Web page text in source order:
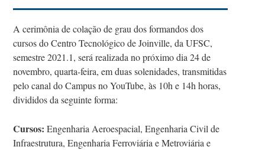
A cerimônia de colação de grau dos formandos dos
cursos do Centro Tecnológico de Joinville, da UFSC,
semestre 2021.1, será realizada no próximo dia 24 de
novembro, quarta-feira, em duas solenidades, transmitidas
pelo canal do Campus no YouTube, às 10h e 14h horas,
divididos da seguinte forma:
Cursos: Engenharia Aeroespacial, Engenharia Civil de
Infraestrutura, Engenharia Ferroviária e Metroviária e